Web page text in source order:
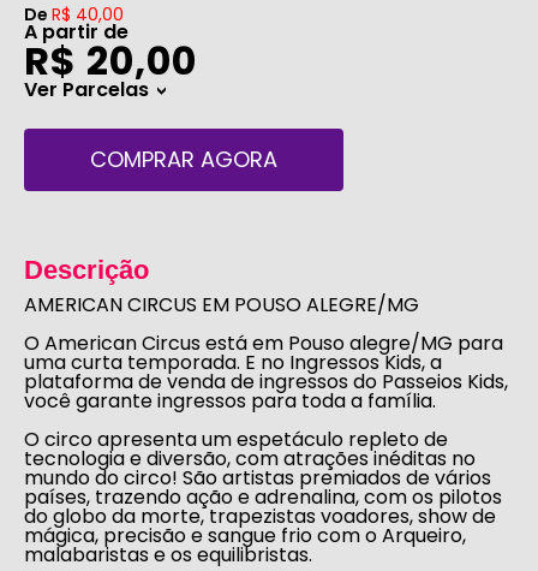
De R$ 40,00
A partir de
R$ 20,00
Ver Parcelas>
COMPRAR AGORA
Descrição
AMERICAN CIRCUS EM POUSO ALEGRE/MG
OAmerican Circusestá em Pouso alegre/MG para
uma curta temporada. E no Ingressos Kids, a
plataforma de venda de ingressos do Passeios Kids,
você garante ingressos para toda a família.
O circo apresenta um espetáculo repleto de
tecnologia e diversão, com atrações inéditas no
mundo do circo! São artistas premiados de vários
países, trazendo ação e adrenalina, com os pilotos
do globo da morte, trapezistas voadores, show de
mágica, precisão e sangue frio com o Arqueiro,
malabaristas e os equilibristas.